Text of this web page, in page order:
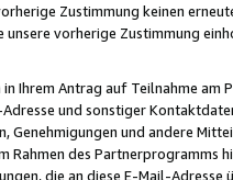
Zustimmung keinen
unsere vorherige Zustimmung
in Ihrem Antrag auf Teilnahme
und sonstiger
Genehmigungen und andere
des Partnerprogramms
die an diese E-Mail-